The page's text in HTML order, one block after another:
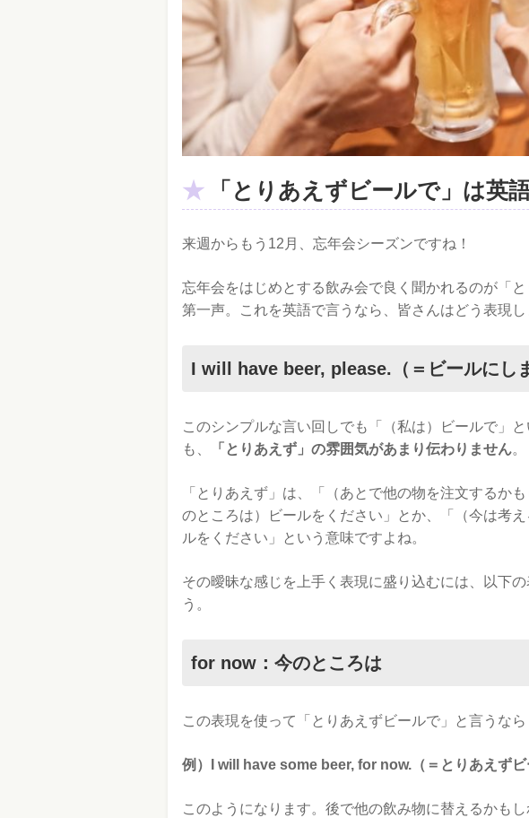
「とりあえずビールで」は英
来週からもう12月、忘年会シーズンですね！
忘年会をはじめとする飲み会で良く聞かれるのが「
第一声。これを英語で言うなら、皆さんはどう表現し
I will have beer, please.（＝ビールにし
このシンプルな言い回しでも「（私は）ビールで」
も、
「とりあえず」の雰囲気があまり伝わりません。
「とりあえず」は、「（あとで他の物を注文するか
のところは）ビールをください」とか、「（今は考
ルをください」という意味ですよね。
その曖昧な感じを上手く表現に盛り込むには、以下
う。
for now：今のところは
この表現を使って「とりあえずビールで」と言うなら
例）I will have some beer, for now.（＝とりあえずビ
このようになります。後で他の飲み物に替えるかも